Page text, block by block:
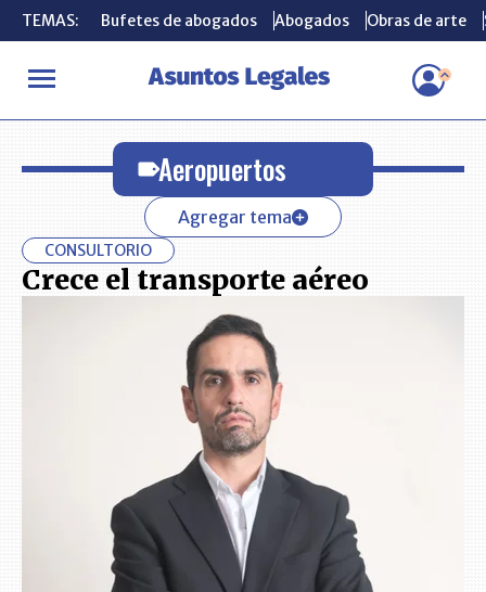
TEMAS: Bufetes de abogados Abogados Obras de arte
INICIO Aeropuertos
TEMAS: Bufetes de abogados Abogados Obras de arte
Aeropuertos
Agregar tema
CONSULTORIO
Crece el transporte aéreo